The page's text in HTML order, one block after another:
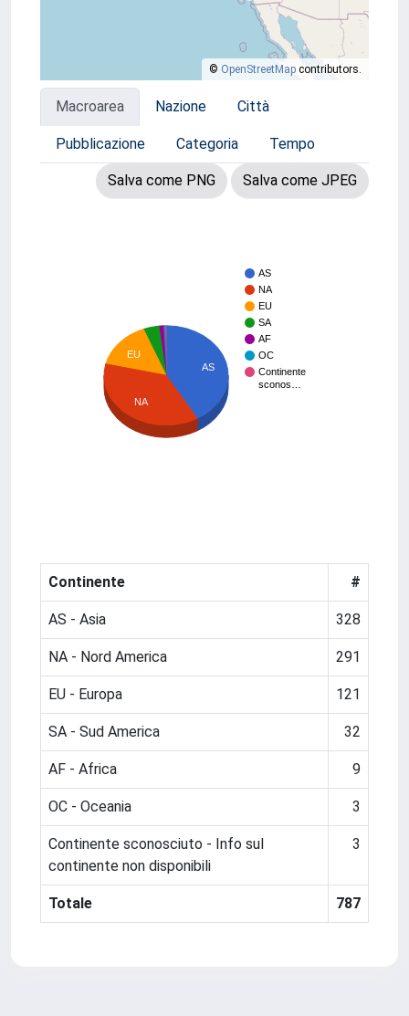
© OpenStreetMap contributors.
Macroarea Nazione Città
Pubblicazione Categoria Tempo
Salva come PNG Salva come JPEG
AS
NA
EU
SA
AF
OC
Continente
sconos…
AS
EU
NA
Continente #
AS - Asia 328
NA - Nord America 291
EU - Europa 121
SA - Sud America 32
AF - Africa 9
OC - Oceania 3
Continente sconosciuto - Info sul
continente non disponibili
3
Totale 787